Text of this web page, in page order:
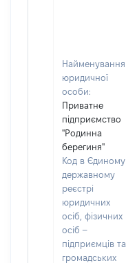
Найменування
юридичної
особи:
Приватне
підприємство
"Родинна
берегиня"
Код в Єдиному
державному
реєстрі
юридичних
осіб, фізичних
осіб –
підприємців та
громадських